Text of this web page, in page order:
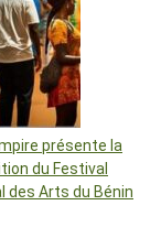
présente la
du Festival
des Arts du Bénin